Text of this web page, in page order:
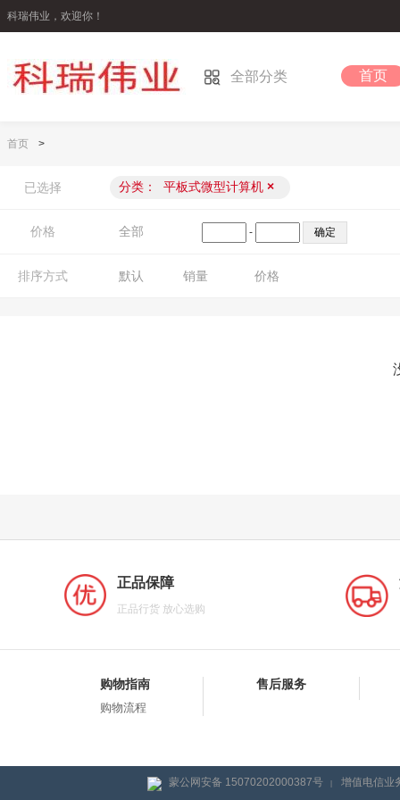
科瑞伟业，欢迎你！
全部分类 首页
首页 >
已选择 分类： 平板式微型计算机 ×
价格 全部 -
排序方式 默认 销量 价格
正品保障
正品行货 放心选购
购物指南
购物流程
售后服务
蒙公网安备 15070202000387号 | 增值电信业